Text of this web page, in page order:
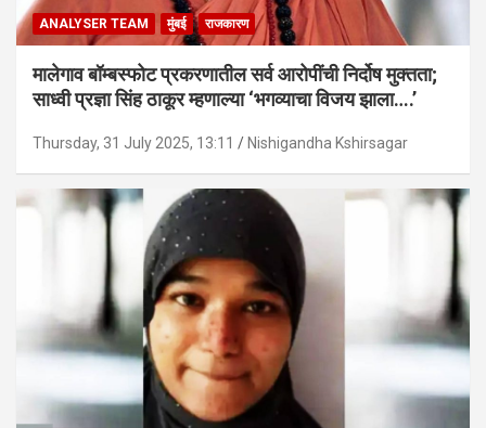
ANALYSER TEAM मुंबई राजकारण
मालेगाव बॉम्बस्फोट प्रकरणातील सर्व आरोपींची निर्दोष मुक्तता;
साध्वी प्रज्ञा सिंह ठाकूर म्हणाल्या ‘भगव्याचा विजय झाला….’
Thursday, 31 July 2025, 13:11 Nishigandha Kshirsagar